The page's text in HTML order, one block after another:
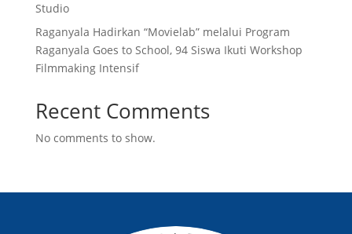
Studio
Raganyala Hadirkan “Movielab” melalui Program
Raganyala Goes to School, 94 Siswa Ikuti Workshop
Filmmaking Intensif
Recent Comments
No comments to show.